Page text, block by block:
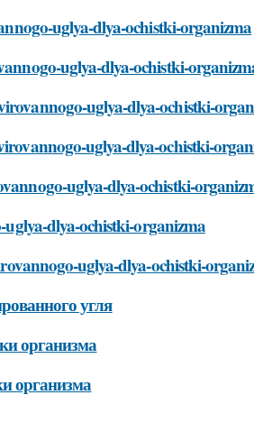
uglya-dlya-ochistki-organizma
uglya-dlya-ochistki-
uglya-dlya-ochistki-
uglya-dlya-ochistki-
uglya-dlya-ochistki-
dlya-ochistki-organizma
uglya-dlya-ochistki-
угля
организма
организма